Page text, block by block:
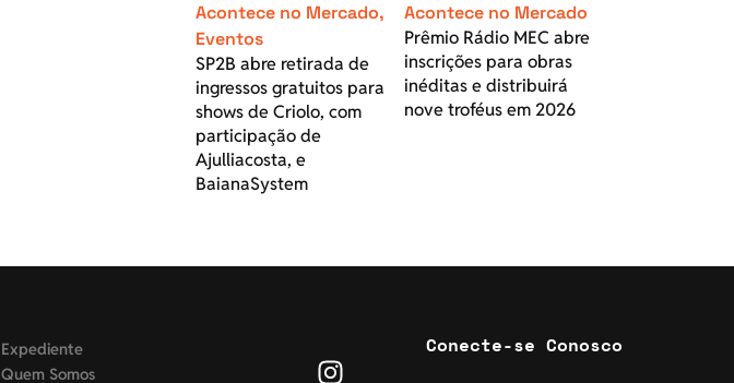
Acontece no Mercado,
Eventos
SP2B abre retirada de
ingressos gratuitos para
shows de Criolo, com
participação de
Ajulliacosta, e
BaianaSystem
Acontece no Mercado
Prêmio Rádio MEC abre
inscrições para obras
inéditas e distribuirá
nove troféus em 2026
Expediente
Quem Somos
Conecte-se Conosco